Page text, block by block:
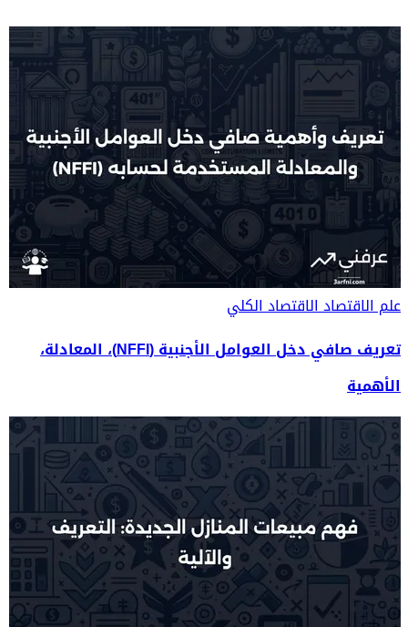
علم الاقتصادالاقتصاد الكلي
تعريف صافي دخل العوامل الأجنبية (NFFI)، المعادلة،
الأهمية